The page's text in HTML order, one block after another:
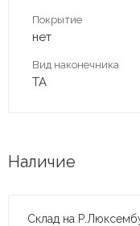
Покрытие
нет
Вид наконечника
ТА
Наличие
Склад на